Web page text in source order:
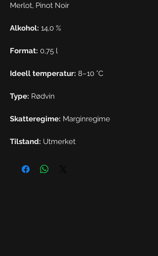
Merlot, Pinot Noir
Alkohol: 14,0 %
Format: 0,75 l
Ideell temperatur: 8–10 °C
Type: Rødvin
Skatteregime: Marginregime
Tilstand: Utmerket